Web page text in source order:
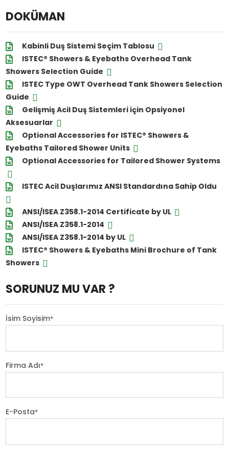
DOKÜMAN
Kabinli Duş Sistemi Seçim Tablosu
ISTEC® Showers & Eyebaths Overhead Tank
Showers Selection Guide
ISTEC Type OWT Overhead Tank Showers Selection
Guide
Gelişmiş Acil Duş Sistemleri için Opsiyonel
Aksesuarlar
Optional Accessories for ISTEC® Showers &
Eyebaths Tailored Shower Units
Optional Accessories for Tailored Shower Systems
ISTEC Acil Duşlarımız ANSI Standardına Sahip Oldu
ANSI/ISEA Z358.1-2014 Certificate by UL
ANSI/ISEA Z358.1-2014
ANSI/ISEA Z358.1-2014 by UL
ISTEC® Showers & Eyebaths Mini Brochure of Tank
Showers
SORUNUZ MU VAR ?
İsim Soyisim*
Firma Adı*
E-Posta*